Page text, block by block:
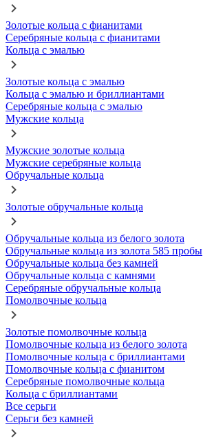
Золотые кольца с фианитами
Серебряные кольца с фианитами
Кольца с эмалью
Золотые кольца с эмалью
Кольца с эмалью и бриллиантами
Серебряные кольца с эмалью
Мужские кольца
Мужские золотые кольца
Мужские серебряные кольца
Обручальные кольца
Золотые обручальные кольца
Обручальные кольца из белого золота
Обручальные кольца из золота 585 пробы
Обручальные кольца без камней
Обручальные кольца с камнями
Серебряные обручальные кольца
Помолвочные кольца
Золотые помолвочные кольца
Помолвочные кольца из белого золота
Помолвочные кольца с бриллиантами
Помолвочные кольца с фианитом
Серебряные помолвочные кольца
Кольца с бриллиантами
Все серьги
Серьги без камней